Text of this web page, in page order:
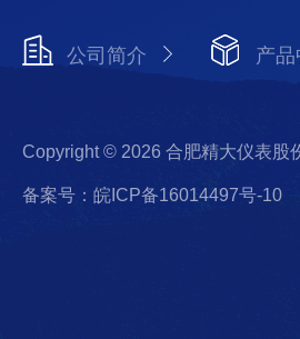
公司简介 产
Copyright © 2026 合肥精大仪表股
备案号：皖ICP备16014497号-10